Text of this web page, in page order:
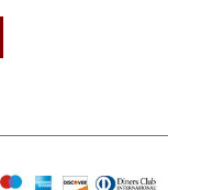
Οι